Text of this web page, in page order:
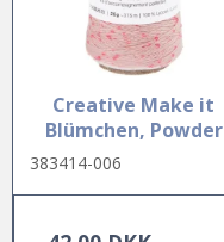
Creative Make it
Blümchen, Powder
383414-006